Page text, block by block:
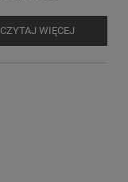
CZYTAJ WIĘCEJ